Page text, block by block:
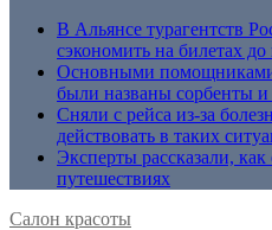
В Альянсе турагентств
сэкономить на билетах до
Основными помощниками
были названы сорбенты и
Сняли с рейса из-за
действовать в таких
Эксперты рассказали,
путешествиях
Салон красоты